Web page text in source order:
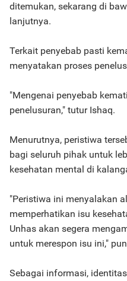
ditemukan, sekarang di
lanjutnya.
Terkait penyebab pasti
menyatakan proses
"Mengenai penyebab
penelusuran," tutur Ishaq.
Menurutnya, peristiwa
bagi seluruh pihak untuk
kesehatan mental di
"Peristiwa ini menyalakan
memperhatikan isu
Unhas akan segera
untuk merespon isu ini,"
Sebagai informasi,